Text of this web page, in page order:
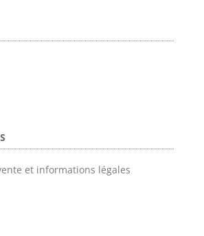
et informations légales